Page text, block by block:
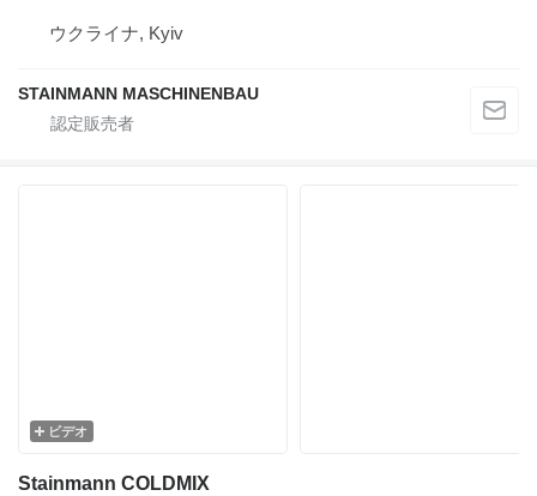
ウクライナ, Kyiv
STAINMANN MASCHINENBAU
ビデオ
Stainmann COLDMIX